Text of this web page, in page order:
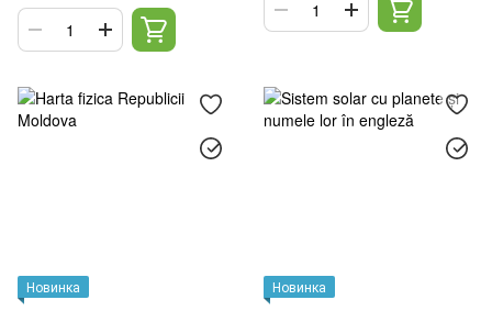
Новинка Новинка